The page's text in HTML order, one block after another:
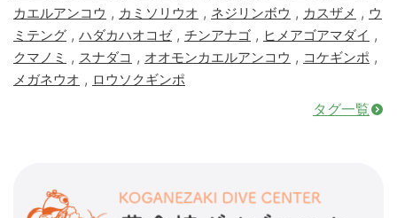
カエルアンコウ , カミソリウオ , ネジリンボウ , カスザメ , ウ
ミテング , ハダカハオコゼ, チンアナゴ , ヒメアゴアマダイ ,
クマノミ , スナダコ , オオモンカエルアンコウ , コケギンポ ,
メガネウオ , ロウソクギンポ
タグ一覧